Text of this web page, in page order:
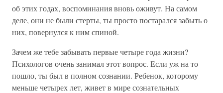
об этих годах, воспоминания вновь оживут. На самом
деле, они не были стерты, ты просто постарался забыть о
них, повернулся к ним спиной.
Зачем же тебе забывать первые четыре года жизни?
Психологов очень занимал этот вопрос. Если уж на то
пошло, ты был в полном сознании. Ребенок, которому
меньше четырех лет, живет в мире сознательных